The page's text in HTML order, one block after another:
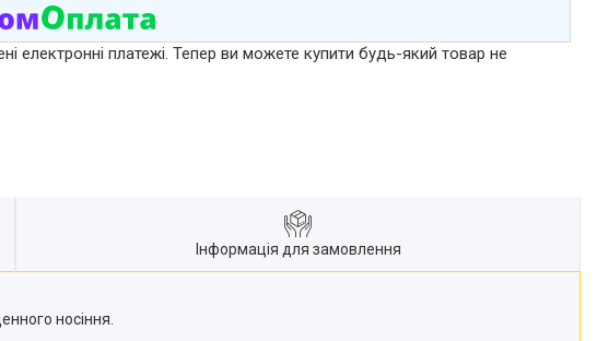
електронні платежі. Тепер ви можете купити будь-який товар не
Інформація для замовлення
носіння.